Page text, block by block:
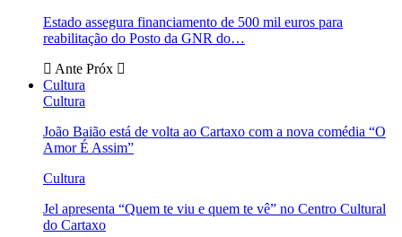
Estado assegura financiamento de 500 mil euros para
reabilitação do Posto da GNR do…
Ante Próx
Cultura
Cultura
João Baião está de volta ao Cartaxo com a nova comédia “O
Amor É Assim”
Cultura
Jel apresenta “Quem te viu e quem te vê” no Centro Cultural
do Cartaxo